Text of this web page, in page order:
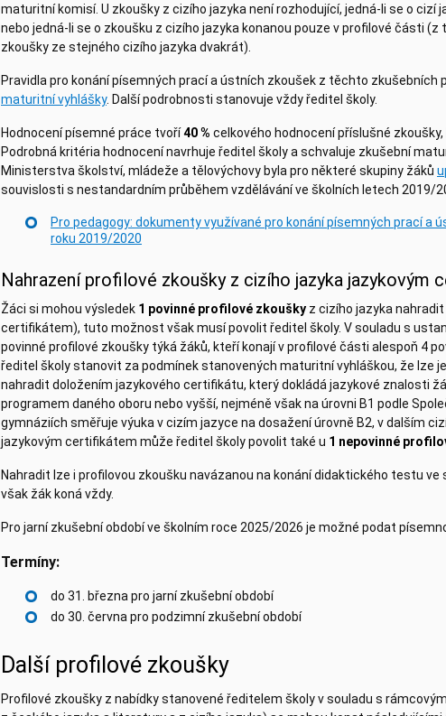
maturitní komisí. U zkoušky z cizího jazyka není rozhodující, jedná-li se o cizí
nebo jedná-li se o zkoušku z cizího jazyka konanou pouze v profilové části
zkoušky ze stejného cizího jazyka dvakrát).
Pravidla pro konání písemných prací a ústních zkoušek z těchto zkušebních
maturitní vyhlášky. Další podrobnosti stanovuje vždy ředitel školy.
Hodnocení písemné práce tvoří40 % celkového hodnocení příslušné
Podrobná kritéria hodnocení navrhuje ředitel školy a schvaluje zkušební
Ministerstva školství, mládeže a tělovýchovy byla pro některé skupiny žáků
souvislosti s nestandardním průběhem vzdělávání ve školních letech 2019/
Pro pedagogy: dokumenty využívané pro konání písemných prací a
roku 2019/2020
Nahrazení profilové zkoušky z cizího jazyka jazykovým
Žáci si mohou výsledek 1 povinné profilové zkoušky z cizího jazyka
certifikátem), tuto možnost však musí povolit ředitel školy. V souladu s
povinné profilové zkoušky týká žáků, kteří konají v profilové části alespoň 4
ředitel školy stanovit za podmínek stanovených maturitní vyhláškou, že lze
nahradit doložením jazykového certifikátu, který dokládá jazykové znalosti
programem daného oboru nebo vyšší, nejméně však na úrovni B1 podle
gymnáziích směřuje výuka v cizím jazyce na dosažení úrovně B2, v dalším
jazykovým certifikátem může ředitel školy povolit také u 1 nepovinné
Nahradit lze i profilovou zkoušku navázanou na konání didaktického testu
však žák koná vždy.
Pro jarní zkušební období ve školním roce 2025/2026 je možné podat
Termíny:
do 31. března pro jarní zkušební období
do 30. června pro podzimní zkušební období
Další profilové zkoušky
Profilové zkoušky z nabídky stanovené ředitelem školy v souladu s